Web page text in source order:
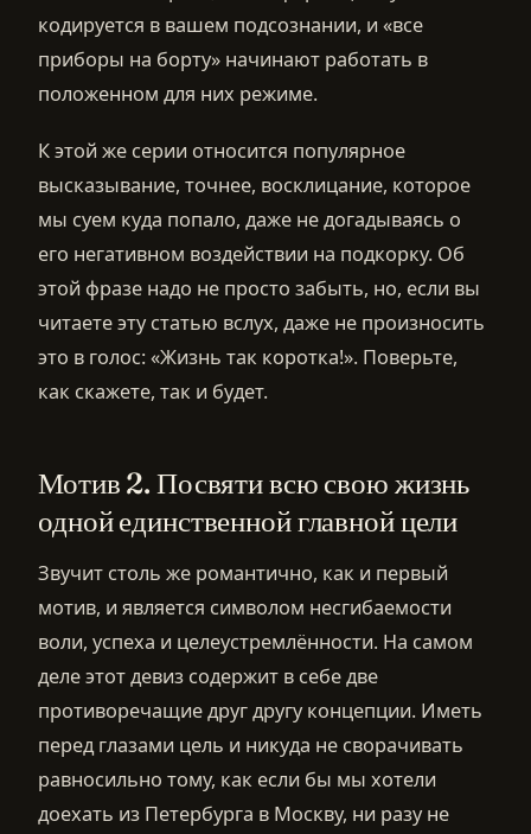
кодируется в вашем подсознании, и «все
приборы на борту» начинают работать в
положенном для них режиме.
К этой же серии относится популярное
высказывание, точнее, восклицание, которое
мы суем куда попало, даже не догадываясь о
его негативном воздействии на подкорку. Об
этой фразе надо не просто забыть, но, если вы
читаете эту статью вслух, даже не произносить
это в голос: «Жизнь так коротка!». Поверьте,
как скажете, так и будет.
Мотив 2. Посвяти всю свою жизнь
одной единственной главной цели
Звучит столь же романтично, как и первый
мотив, и является символом несгибаемости
воли, успеха и целеустремлённости. На самом
деле этот девиз содержит в себе две
противоречащие друг другу концепции. Иметь
перед глазами цель и никуда не сворачивать
равносильно тому, как если бы мы хотели
доехать из Петербурга в Москву, ни разу не